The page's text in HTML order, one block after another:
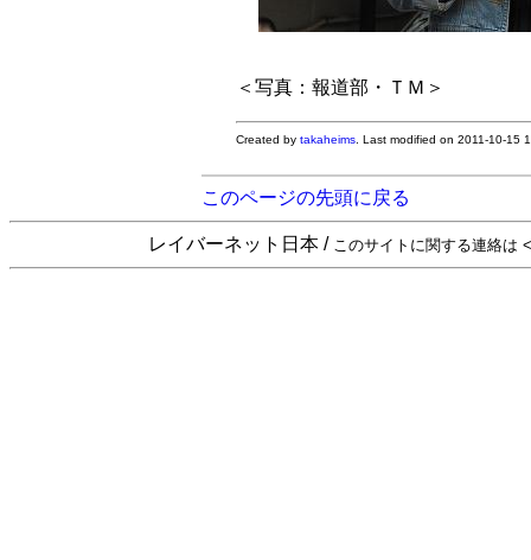
＜写真：報道部・ＴＭ＞
Created bytakaheims . Last modified on 2011-10-15
このページの先頭に戻る
レイバーネット日本 / このサイトに関する連絡は